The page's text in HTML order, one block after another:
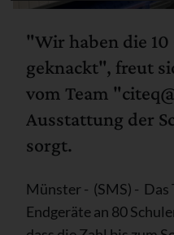
"Wir haben die
geknackt", freut
vom Team
Ausstattung der
sorgt.
Münster - (SMS) -
Endgeräte an 80